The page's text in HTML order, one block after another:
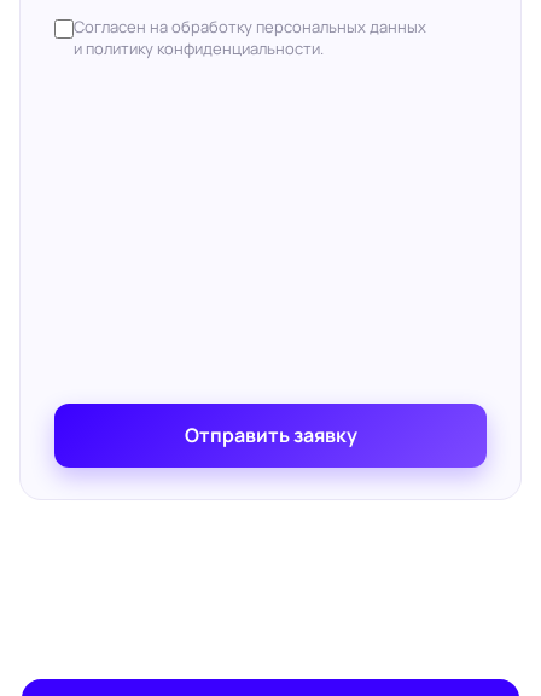
Согласен на обработку персональных данных
и политику конфиденциальности.
Отправить заявку